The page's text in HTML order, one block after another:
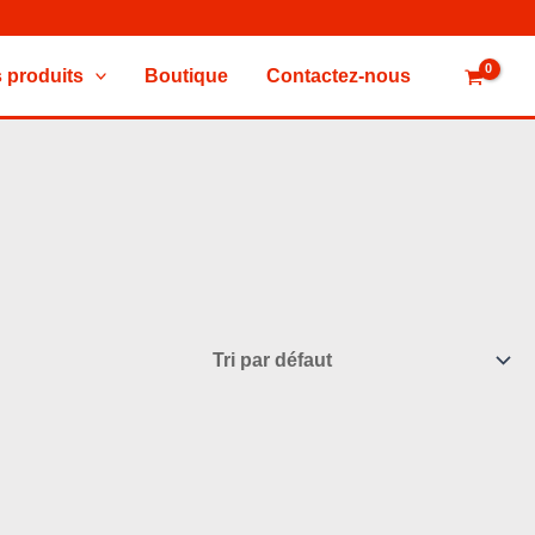
produits Boutique Contactez-nous